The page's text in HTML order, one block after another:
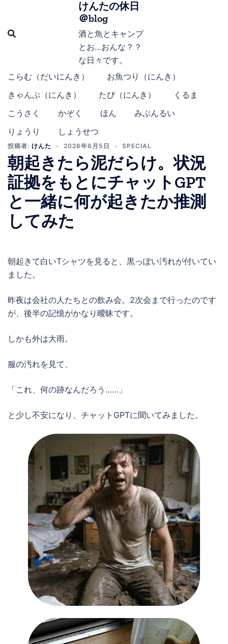
けんたの休日
＠blog
酒と魚とキャンプ
とお…おんな？？
な日々です。
こらむ（だいにんき）
お魚つり（にんき）
きゃんぷ（にんき）
たび（にんき）
くるま
こうさく
かぞく ほん
みぶんるい
りょうり
しょうせつ
投稿者: けんた 2026年6月5日 SPECIAL
朝起きたら泥だらけ。状況
証拠をもとにチャットGPT
と一緒に何が起きたか推測
してみた
朝起きて白いTシャツを見ると、黒っぽい汚れが付いてい
ました。
昨夜は会社の人たちとの飲み会。2次会まで行ったのです
が、後半の記憶がかなり曖昧です。
しかも外は大雨。
服の汚れを見て、
「これ、何の跡なんだろう……」
と少し不安になり、チャットGPTに聞いてみました。